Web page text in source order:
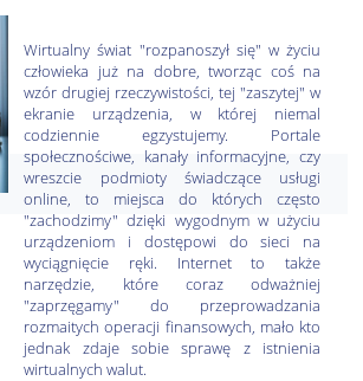
Wirtualny świat "rozpanoszył się" w życiu
człowieka już na dobre, tworząc coś na
wzór drugiej rzeczywistości, tej "zaszytej" w
ekranie urządzenia, w której niemal
codziennie egzystujemy. Portale
społecznościwe, kanały informacyjne, czy
wreszcie podmioty świadczące usługi
online, to miejsca do których często
"zachodzimy" dzięki wygodnym w użyciu
urządzeniom i dostępowi do sieci na
wyciągnięcie ręki. Internet to także
narzędzie, które coraz odważniej
"zaprzęgamy" do przeprowadzania
rozmaitych operacji finansowych, mało kto
jednak zdaje sobie sprawę z istnienia
wirtualnych walut.